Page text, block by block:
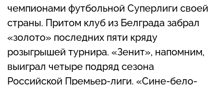
чемпионами футбольной Суперлиги своей
страны. Притом клуб из Белграда забрал
«золото» последних пяти кряду
розыгрышей турнира. «Зенит», напомним,
выиграл четыре подряд сезона
Российской Премьер-лиги. «Сине-бело-